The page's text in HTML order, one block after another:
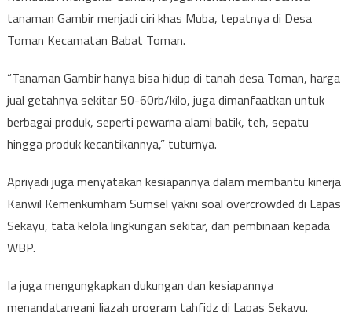
tanaman Gambir menjadi ciri khas Muba, tepatnya di Desa
Toman Kecamatan Babat Toman.
“Tanaman Gambir hanya bisa hidup di tanah desa Toman, harga
jual getahnya sekitar 50-60rb/kilo, juga dimanfaatkan untuk
berbagai produk, seperti pewarna alami batik, teh, sepatu
hingga produk kecantikannya,” tuturnya.
Apriyadi juga menyatakan kesiapannya dalam membantu kinerja
Kanwil Kemenkumham Sumsel yakni soal overcrowded di Lapas
Sekayu, tata kelola lingkungan sekitar, dan pembinaan kepada
WBP.
Ia juga mengungkapkan dukungan dan kesiapannya
menandatangani Ijazah program tahfidz di Lapas Sekayu.